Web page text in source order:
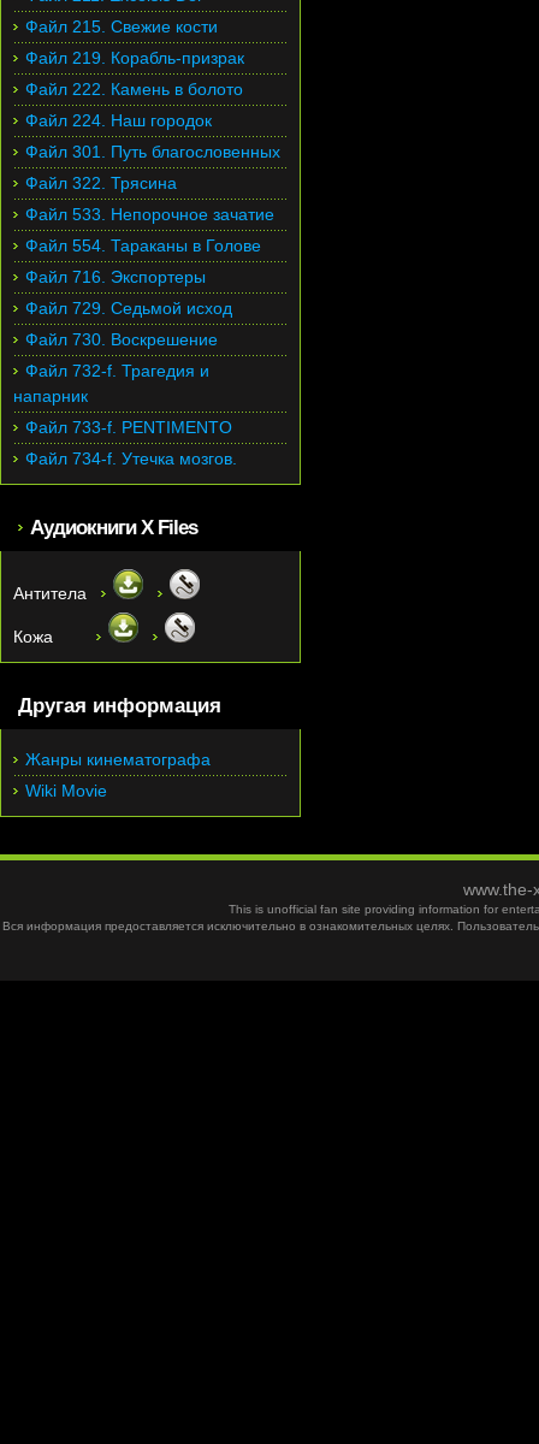
Файл 215. Свежие кости
Файл 219. Корабль-призрак
Файл 222. Камень в болото
Файл 224. Наш городок
Файл 301. Путь благословенных
Файл 322. Трясина
Файл 533. Непорочное зачатие
Файл 554. Тараканы в Голове
Файл 716. Экспортеры
Файл 729. Седьмой исход
Файл 730. Воскрешение
Файл 732-f. Трагедия и
напарник
Файл 733-f. PENTIMENTO
Файл 734-f. Утечка мозгов.
Аудиокниги X Files
Антитела
Кожа
Другая информация
Жанры кинематографа
Wiki Movie
This is unofficial fan site providing information for
Вся информация предоставляется исключительно в ознакомительных целях.